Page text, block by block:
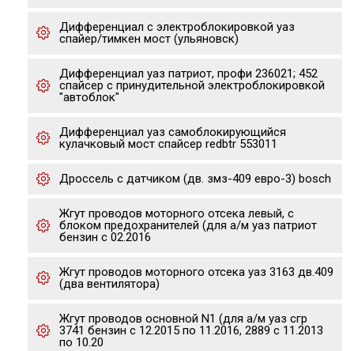
Дифференциал с электроблокировкой уаз
спайер/тимкен мост (ульяновск)
Дифференциал уаз патриот, профи 236021; 452
спайсер с принудительной электроблокировкой
"автоблок"
Дифференциал уаз самоблокирующийся
кулачковый мост спайсер redbtr 553011
Дроссель с датчиком (дв. змз-409 евро-3) bosch
Жгут проводов моторного отсека левый, с
блоком предохранителей (для а/м уаз патриот
бензин с 02.2016
Жгут проводов моторного отсека уаз 3163 дв.409
(два вентилятора)
Жгут проводов основной N1 (для а/м уаз сгр
3741 бензин с 12.2015 по 11.2016, 2889 с 11.2013
по 10.20